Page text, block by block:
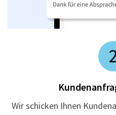
Wir schicken Ihnen